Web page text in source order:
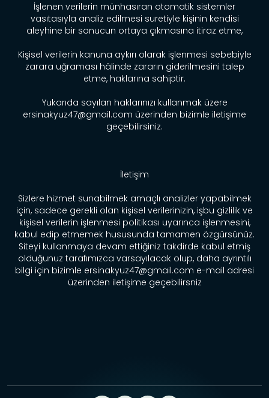
İşlenen verilerin münhasıran otomatik sistemler
vasıtasıyla analiz edilmesi suretiyle kişinin kendisi
aleyhine bir sonucun ortaya çıkmasına itiraz etme,
Kişisel verilerin kanuna aykırı olarak işlenmesi sebebiyle
zarara uğraması hâlinde zararın giderilmesini talep
etme, haklarına sahiptir.
Yukarıda sayılan haklarınızı kullanmak üzere
ersinakyuz47@gmail.com üzerinden bizimle iletişime
geçebilirsiniz.
İletişim
Sizlere hizmet sunabilmek amaçlı analizler yapabilmek
için, sadece gerekli olan kişisel verilerinizin, işbu gizlilik ve
kişisel verilerin işlenmesi politikası uyarınca işlenmesini,
kabul edip etmemek hususunda tamamen özgürsünüz.
Siteyi kullanmaya devam ettiğiniz takdirde kabul etmiş
olduğunuz tarafımızca varsayılacak olup, daha ayrıntılı
bilgi için bizimle ersinakyuz47@gmail.com e-mail adresi
üzerinden iletişime geçebilirsniz